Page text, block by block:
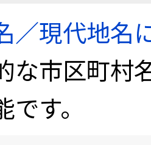
／現代地名
な市区町村
す。